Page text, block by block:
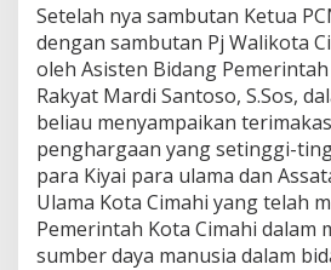
Setelah nya sambutan Ketua
dengan sambutan Pj Walikota
oleh Asisten Bidang
Rakyat Mardi Santoso, S.Sos,
beliau menyampaikan
penghargaan yang setinggi-
para Kiyai para ulama dan
Ulama Kota Cimahi yang telah
Pemerintah Kota Cimahi dalam
sumber daya manusia dalam